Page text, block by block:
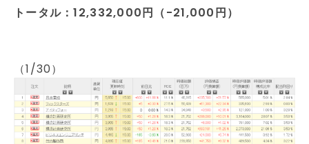
トータル：12,332,000円（-21,000円）
（1/30）